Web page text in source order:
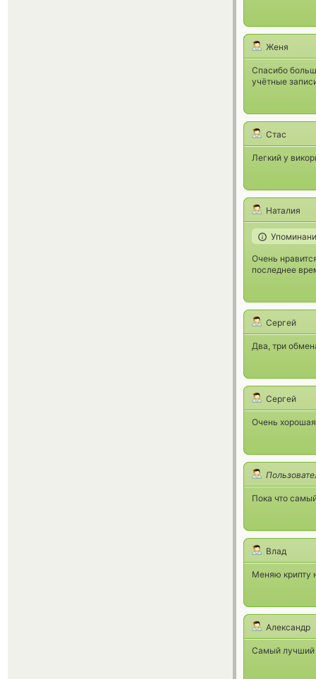
Женя
Спасибо
учётные
Стас
Легкий у
Наталия
Очень
последнее
Сергей
Два, три
Сергей
Очень
Пока что
Влад
Меняю крипту
Александр
Самый лучший